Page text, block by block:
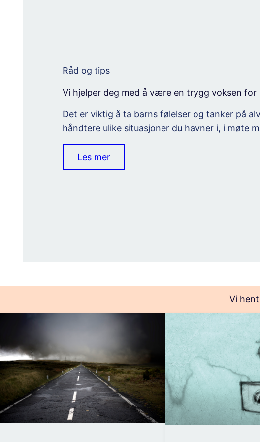
Råd og tips
Vi hjelper deg med å være en trygg voksen for
Det er viktig å ta barns følelser og tanker på
håndtere ulike situasjoner du havner i, i møte
Les mer
Vi